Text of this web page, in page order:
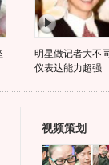
明星做记者大不
仪表达能力超强
视频策划